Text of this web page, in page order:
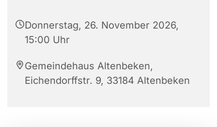
Donnerstag, 26. November 2026,
15:00 Uhr
Gemeindehaus Altenbeken,
Eichendorffstr. 9, 33184 Altenbeken